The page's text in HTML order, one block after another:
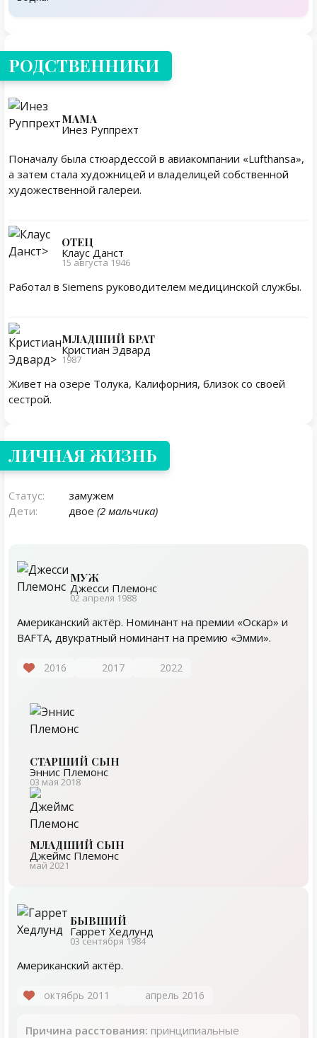
Родственники
РОДСТВЕННИКИ
МАМА
Инез Руппрехт
Поначалу была стюардессой в авиакомпании «Lufthansa»,
а затем стала художницей и владелицей собственной
художественной галереи.
ОТЕЦ
Клаус Данст
15 августа 1946
Работал в Siemens руководителем медицинской службы.
МЛАДШИЙ БРАТ
Кристиан Эдвард
1987
Живет на озере Толука, Калифорния, близок со своей
сестрой.
Личная жизнь
ЛИЧНАЯ ЖИЗНЬ
Статус:
замужем
Дети:
двое (2 мальчика)
МУЖ
Джесси Племонс
02 апреля 1988
Американский актёр. Номинант на премии «Оскар» и
BAFTA, двукратный номинант на премию «Эмми».
2016 2017 2022
СТАРШИЙ СЫН
Эннис Племонс
03 мая 2018
МЛАДШИЙ СЫН
Джеймс Племонс
май 2021
БЫВШИЙ
Гаррет Хедлунд
03 сентября 1984
Американский актёр.
октябрь 2011 апрель 2016
Причина расстования: принципиальные